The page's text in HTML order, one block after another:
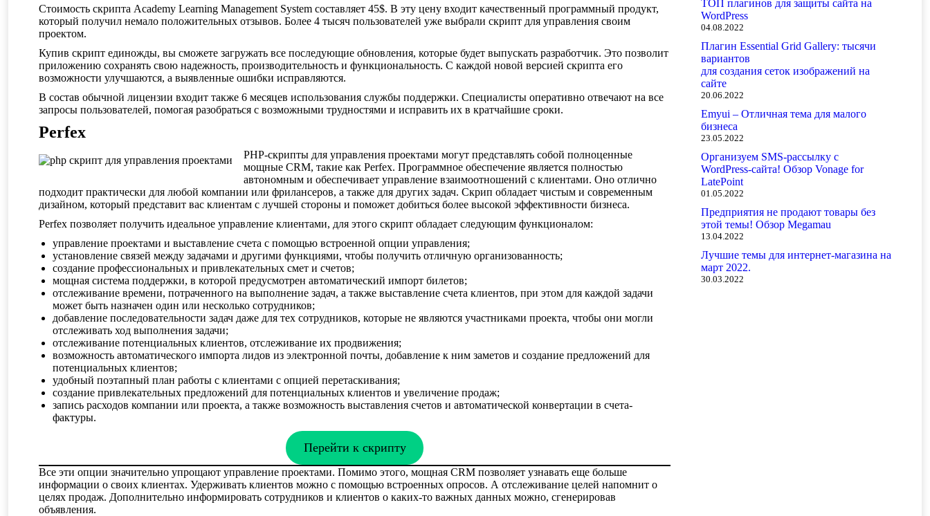
Стоимость скрипта Academy Learning Management System составляет 45$. В эту цену входит качественный программный продукт,
который получил немало положительных отзывов. Более 4 тысяч пользователей уже выбрали скрипт для управления своим
проектом.
Купив скрипт единожды, вы сможете загружать все последующие обновления, которые будет выпускать разработчик. Это позволит
приложению сохранять свою надежность, производительность и функциональность. С каждой новой версией скрипта его
возможности улучшаются, а выявленные ошибки исправляются.
В состав обычной лицензии входит также 6 месяцев использования службы поддержки. Специалисты оперативно отвечают на все
запросы пользователей, помогая разобраться с возможными трудностями и исправить их в кратчайшие сроки.
Perfex
PHP-скрипты для управления проектами могут представлять собой полноценные
мощные CRM, такие как Perfex. Программное обеспечение является полностью
автономным и обеспечивает управление взаимоотношений с клиентами. Оно отлично
подходит практически для любой компании или фрилансеров, а также для других задач. Скрип обладает чистым и современным
дизайном, который представит вас клиентам с лучшей стороны и поможет добиться более высокой эффективности бизнеса.
Perfex позволяет получить идеальное управление клиентами, для этого скрипт обладает следующим функционалом:
управление проектами и выставление счета с помощью встроенной опции управления;
установление связей между задачами и другими функциями, чтобы получить отличную организованность;
создание профессиональных и привлекательных смет и счетов;
мощная система поддержки, в которой предусмотрен автоматический импорт билетов;
отслеживание времени, потраченного на выполнение задач, а также выставление счета клиентов, при этом для каждой задачи
может быть назначен один или несколько сотрудников;
добавление последовательности задач даже для тех сотрудников, которые не являются участниками проекта, чтобы они могли
отслеживать ход выполнения задачи;
отслеживание потенциальных клиентов, отслеживание их продвижения;
возможность автоматического импорта лидов из электронной почты, добавление к ним заметов и создание предложений для
потенциальных клиентов;
удобный поэтапный план работы с клиентами с опцией перетаскивания;
создание привлекательных предложений для потенциальных клиентов и увеличение продаж;
запись расходов компании или проекта, а также возможность выставления счетов и автоматической конвертации в счета-
фактуры.
Перейти к скрипту
Все эти опции значительно упрощают управление проектами. Помимо этого, мощная CRM позволяет узнавать еще больше
информации о своих клиентах. Удерживать клиентов можно с помощью встроенных опросов. А отслеживание целей напомнит о
целях продаж. Дополнительно информировать сотрудников и клиентов о каких-то важных данных можно, сгенерировав
объявления.
ТОП плагинов для защиты сайта на
WordPress
04.08.2022
Плагин Essential Grid Gallery: тысячи
вариантов
для создания сеток изображений на
сайте
20.06.2022
Emyui – Отличная тема для малого
бизнеса
23.05.2022
Организуем SMS-рассылку с
WordPress-сайта! Обзор Vonage for
LatePoint
01.05.2022
Предприятия не продают товары без
этой темы! Обзор Megamau
13.04.2022
Лучшие темы для интернет-магазина на
март 2022.
30.03.2022